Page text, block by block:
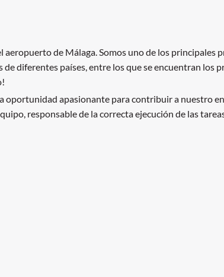
aeropuerto de Málaga. Somos uno de los
diferentes países, entre los que se encuentran los
oportunidad apasionante para contribuir a nuestro
responsable de la correcta ejecución de las